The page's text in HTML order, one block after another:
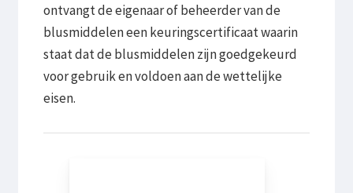
ontvangt de eigenaar of beheerder van de
blusmiddelen een keuringscertificaat waarin
staat dat de blusmiddelen zijn goedgekeurd
voor gebruik en voldoen aan de wettelijke
eisen.